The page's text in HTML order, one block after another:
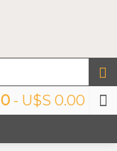
0 - U$S 0.00